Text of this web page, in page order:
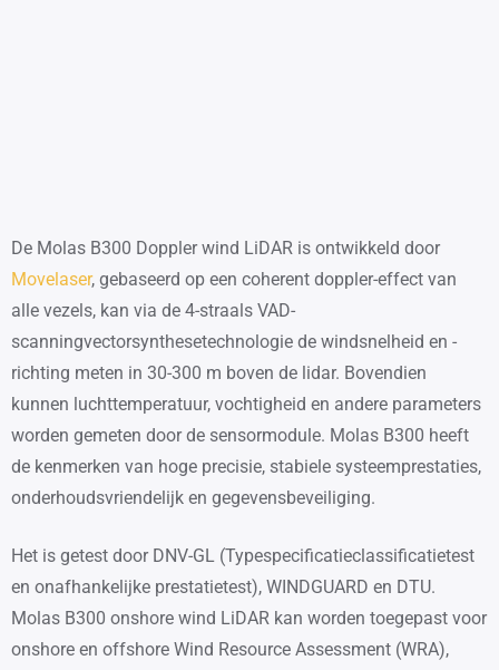
De Molas B300 Doppler wind LiDAR is ontwikkeld door
Movelaser, gebaseerd op een coherent doppler-effect van
alle vezels, kan via de 4-straals VAD-
scanningvectorsynthesetechnologie de windsnelheid en -
richting meten in 30-300 m boven de lidar. Bovendien
kunnen luchttemperatuur, vochtigheid en andere parameters
worden gemeten door de sensormodule. Molas B300 heeft
de kenmerken van hoge precisie, stabiele systeemprestaties,
onderhoudsvriendelijk en gegevensbeveiliging.
Het is getest door DNV-GL (Typespecificatieclassificatietest
en onafhankelijke prestatietest), WINDGUARD en DTU.
Molas B300 onshore wind LiDAR kan worden toegepast voor
onshore en offshore Wind Resource Assessment (WRA),